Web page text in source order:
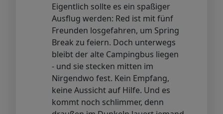
Eigentlich sollte es ein spaßiger
Ausflug werden: Red ist mit fünf
Freunden losgefahren, um Spring
Break zu feiern. Doch unterwegs
bleibt der alte Campingbus liegen
- und sie stecken mitten im
Nirgendwo fest. Kein Empfang,
keine Aussicht auf Hilfe. Und es
kommt noch schlimmer, denn